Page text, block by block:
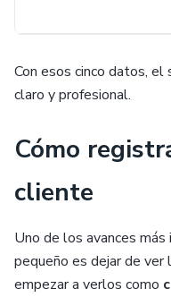
Con esos cinco datos,
claro y profesional.
Cómo
cliente
Uno de los avances
pequeño es dejar de
empezar a verlos como